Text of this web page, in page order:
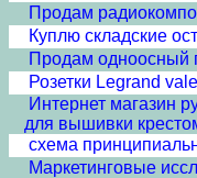
Продам
Куплю складские
Продам одноосный
Розетки Legrand
Интернет магазин
для вышивки
схема
Маркетинговые